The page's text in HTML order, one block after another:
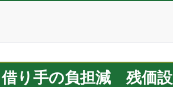
り手の負担減 残価設